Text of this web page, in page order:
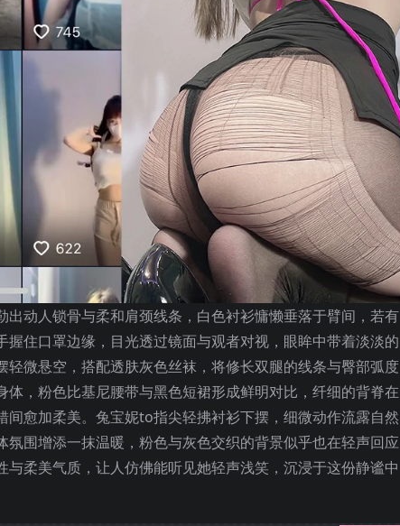
动人锁骨与柔和肩颈线条，白色衬衫慵懒垂落于臂间，若有
住口罩边缘，目光透过镜面与观者对视，眼眸中带着淡淡的
微悬空，搭配透肤灰色丝袜，将修长双腿的线条与臀部弧度
，粉色比基尼腰带与黑色短裙形成鲜明对比，纤细的背脊在
愈加柔美。兔宝妮to指尖轻拂衬衫下摆，细微动作流露自然
围增添一抹温暖，粉色与灰色交织的背景似乎也在轻声回应
柔美气质，让人仿佛能听见她轻声浅笑，沉浸于这份静谧中